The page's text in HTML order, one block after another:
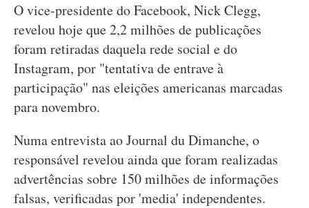
O vice-presidente do Facebook, Nick Clegg,
revelou hoje que 2,2 milhões de publicações
foram retiradas daquela rede social e do
Instagram, por "tentativa de entrave à
participação" nas eleições americanas marcadas
para novembro.
Numa entrevista ao Journal du Dimanche, o
responsável revelou ainda que foram realizadas
advertências sobre 150 milhões de informações
falsas, verificadas por 'media' independentes.